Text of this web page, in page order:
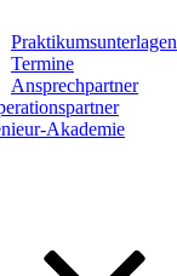
Praktikumsunterlagen
Termine
Ansprechpartner
Akademie